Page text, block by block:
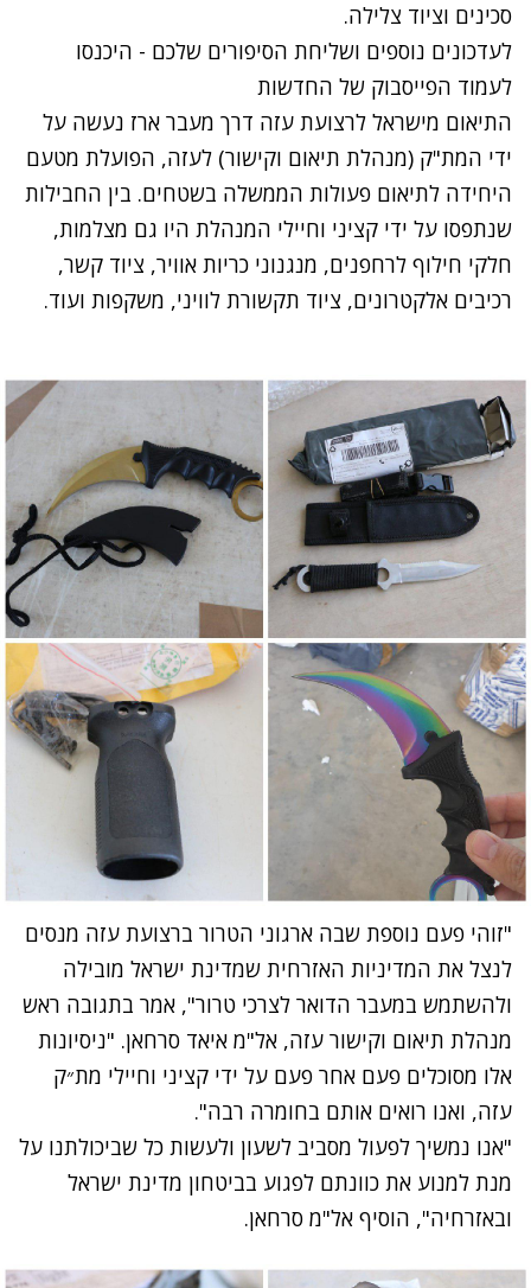
סכינים וציוד צלילה.
לעדכונים נוספים ושליחת הסיפורים שלכם - היכנסו
לעמוד הפייסבוק של החדשות
התיאום מישראל לרצועת עזה דרך מעבר ארז נעשה על
ידי המת"ק (מנהלת תיאום וקישור) לעזה, הפועלת מטעם
היחידה לתיאום פעולות הממשלה בשטחים. בין החבילות
שנתפסו על ידי קציני וחיילי המנהלת היו גם מצלמות,
חלקי חילוף לרחפנים, מנגנוני כריות אוויר, ציוד קשר,
רכיבים אלקטרונים, ציוד תקשורת לוויני, משקפות ועוד.
"זוהי פעם נוספת שבה ארגוני הטרור ברצועת עזה מנסים
לנצל את המדיניות האזרחית שמדינת ישראל מובילה
ולהשתמש במעבר הדואר לצרכי טרור", אמר בתגובה ראש
מנהלת תיאום וקישור עזה, אל"מ איאד סרחאן. "ניסיונות
אלו מסוכלים פעם אחר פעם על ידי קציני וחיילי מת״ק
עזה, ואנו רואים אותם בחומרה רבה".
"אנו נמשיך לפעול מסביב לשעון ולעשות כל שביכולתנו על
מנת למנוע את כוונתם לפגוע בביטחון מדינת ישראל
ובאזרחיה", הוסיף אל"מ סרחאן.